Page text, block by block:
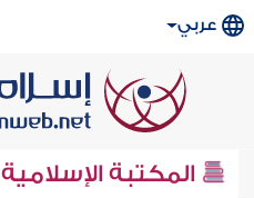
عربي
المكتبة الإسلامية